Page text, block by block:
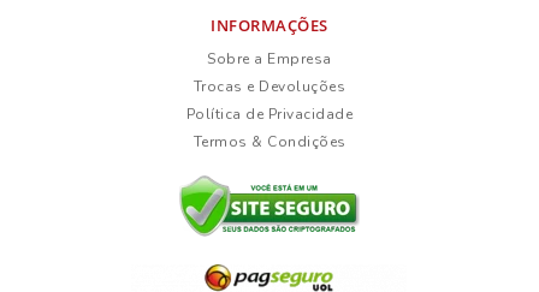
INFORMAÇÕES
Sobre a Empresa
Trocas e Devoluções
Política de Privacidade
Termos & Condições